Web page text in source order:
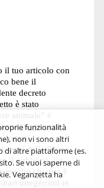
il tuo articolo con
bene il
decreto
è stato
animale” è
leggo certi
della filiera
il pubblico. La
meglio chiarire è
integerrimi in
funzionalità
non vi sono altri
di altre piattaforme (es.
Se vuoi saperne di
Veganzetta ha